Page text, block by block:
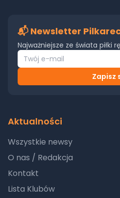
📬 Newsletter
Najważniejsze ze świata piłki
Zapisz
Aktualności
Wszystkie newsy
O nas / Redakcja
Kontakt
Lista Klubów